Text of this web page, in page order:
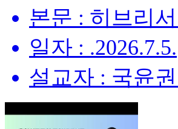
본문 : 히브리
일자 : .2026.7.5.
설교자 : 국윤